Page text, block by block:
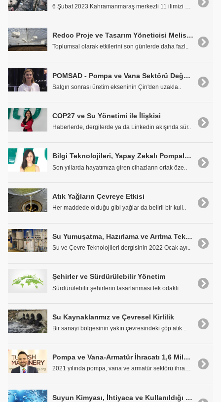
6 Şubat 2023 Kahramanmaraş merkezli 11 ilimizi doğ..
Redco Proje ve Tasarım Yöneticisi Melis Çetinkaya: Arıtma Çamurlarının Bertarafına Sürdürülebilir Çözümler Sunuyoruz
Toplumsal olarak etkilerini son günlerde daha fazl..
POMSAD - Pompa ve Vana Sektörü Değerlendirmesi
Salgın sonrası üretim ekseninin Çin'den uzakla..
COP27 ve Su Yönetimi ile İlişkisi
Haberlerde, dergilerde ya da Linkedin akışında sür..
Bilgi Teknolojileri, Yapay Zekalı Pompalar ve Akıllı Şehirler
Son yıllarda hayatımıza giren cihazların ortak öze..
Atık Yağların Çevreye Etkisi
Her maddede olduğu gibi yağlar da belirli bir kull..
Su Yumuşatma, Hazırlama ve Arıtma Teknik ve Tesisleri
Su ve Çevre Teknolojileri dergisinin 2022 Ocak ayı..
Şehirler ve Sürdürülebilir Yönetim
Sürdürülebilir şehirlerin tasarlanması tek odaklı ..
Su Kaynaklarımız ve Çevresel Kirlilik
Bir sanayi bölgesinin yakın çevresindeki çöp atık ..
Pompa ve Vana-Armatür İhracatı 1,6 Milyar Dolara Ulaştı
2021 yılında pompa, vana ve armatür sektörü ihraca..
Suyun Kimyası, İhtiyaca ve Kullanıldığı Yere Göre Tanımlanması ve Sınıflandırılması